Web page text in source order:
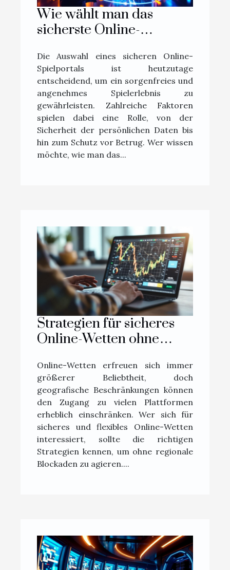
Wie wählt man das
sicherste Online-
Die Auswahl eines sicheren Online-
Spielportals ist heutzutage
entscheidend, um ein sorgenfreies und
angenehmes Spielerlebnis zu
gewährleisten. Zahlreiche Faktoren
spielen dabei eine Rolle, von der
Sicherheit der persönlichen Daten bis
hin zum Schutz vor Betrug. Wer wissen
möchte, wie man das...
Strategien für sicheres
Online-Wetten ohne
Einschränkungen
Online-Wetten erfreuen sich immer
größerer Beliebtheit, doch
geografische Beschränkungen können
den Zugang zu vielen Plattformen
erheblich einschränken. Wer sich für
sicheres und flexibles Online-Wetten
interessiert, sollte die richtigen
Strategien kennen, um ohne regionale
Blockaden zu agieren....